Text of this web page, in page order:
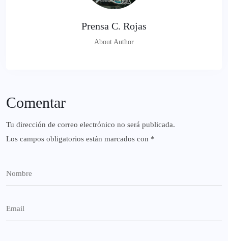
Prensa C. Rojas
About Author
Comentar
Tu dirección de correo electrónico no será publicada.
Los campos obligatorios están marcados con *